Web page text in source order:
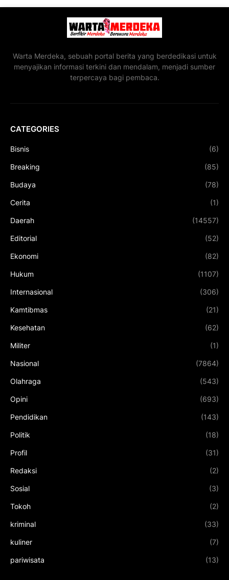
Warta Merdeka, sebuah portal berita yang berdedikasi untuk
menyajikan informasi terkini dan mendalam, menjadi sumber
terpercaya bagi pembaca.
CATEGORIES
Bisnis (6)
Breaking (85)
Budaya (78)
Cerita (1)
Daerah (14557)
Editorial (52)
Ekonomi (82)
Hukum (1107)
Internasional (306)
Kamtibmas (21)
Kesehatan (62)
Militer (1)
Nasional (7864)
Olahraga (543)
Opini (693)
Pendidikan (143)
Politik (18)
Profil (31)
Redaksi (2)
Sosial (3)
Tokoh (2)
kriminal (33)
kuliner (7)
pariwisata (13)